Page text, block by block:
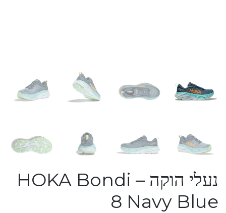
נעלי הוקה – HOKA Bondi
8 Navy Blue